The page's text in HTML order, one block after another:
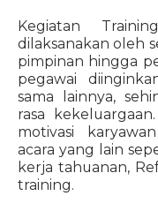
Kegiatan
dilaksanakan oleh
pimpinan hingga
pegawai
sama lainnya,
rasa
motivasi
acara yang lain
kerja tahuanan,
training.